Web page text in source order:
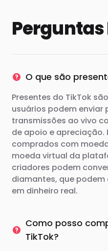
O que são
Presentes do TikTok
usuários podem
transmissões ao vivo
de apoio e apreciação.
comprados com
moeda virtual da
criadores podem
diamantes, que
em dinheiro real.
Como posso
TikTok?